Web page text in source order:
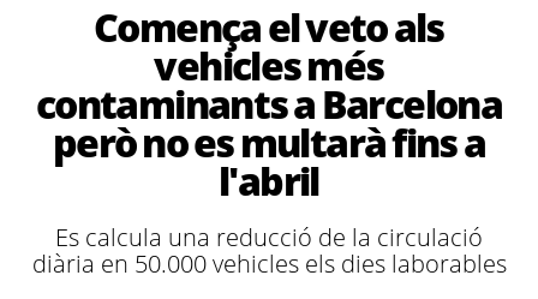
Comença el veto als
vehicles més
contaminants a Barcelona
però no es multarà fins a
l'abril
Es calcula una reducció de la circulació
diària en 50.000 vehicles els dies laborables